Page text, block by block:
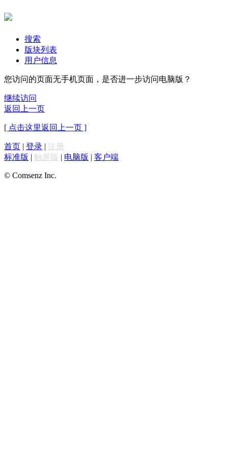
搜索
版块列表
用户信息
您访问的页面无手机页面，是否进一步访问电脑版？
继续访问
返回上一页
[ 点击这里返回上一页 ]
首页 | 登录 | 注册
标准版 | 触屏版 | 电脑版 | 客户端
© Comsenz Inc.